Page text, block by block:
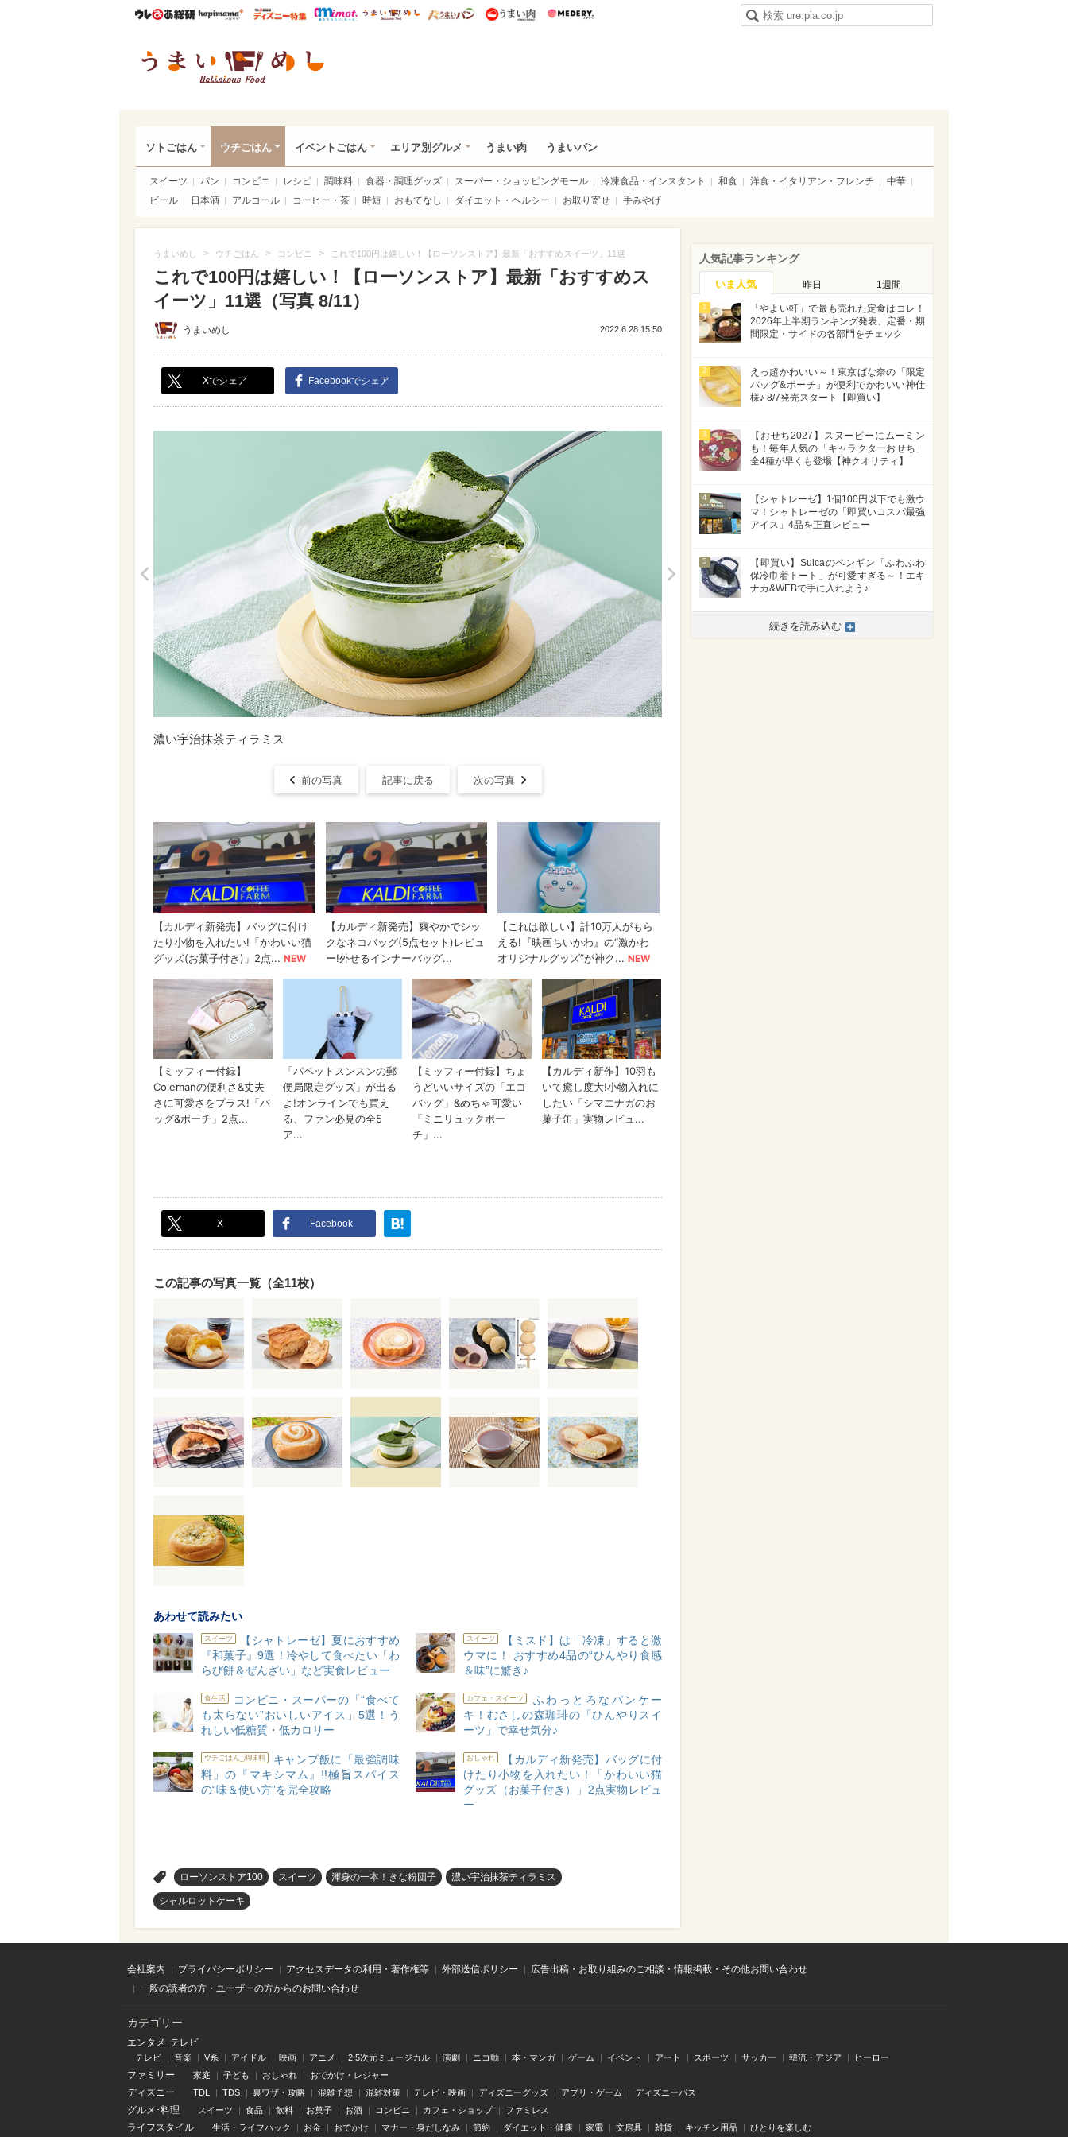
ウレぴあ総研ハピママ* ウレぴあ総研 ディズニー特集
mimot. うまいめし うまいパン うまい肉
ソトごはん ウチごはん イベントごはん エリア別グルメ うまい肉 うまいパン
スイーツ パン コンビニ レシピ 調味料 食器・調理グッズ スーパー・ショッピングモール 冷凍食品・インスタント 和食 洋食・イタリアン・フレンチ
中華
ビール
日本酒 アルコール コーヒー・茶 時短 おもてなし ダイエット・ヘルシー お取り寄せ 手みやげ
うまいめし > ウチごはん > コンビニ > これで100円は嬉しい！【ローソンストア】最新「おすすめスイーツ」11選
これで100円は嬉しい！【ローソンストア】最新「おすすめス
イーツ」11選（写真 8/11）
うまいめし 2022.6.28 15:50
Xでシェア Facebookでシェア
>
濃い宇治抹茶ティラミス
前の写真 記事に戻る 次の写真
X Facebook
この記事の写真一覧（全11枚）
あわせて読みたい
スイーツ
【シャトレーゼ】夏におすすめ
『和菓子』9選！冷やして食べたい「わ
らび餅＆ぜんざい」など実食レビュー
スイーツ
【ミスド】は「冷凍」すると激
ウマに！ おすすめ4品の“ひんやり食感
＆味”に驚き♪
食生活
コンビニ・スーパーの「“食べて
も太らない”おいしいアイス」5選！う
れしい低糖質・低カロリー
カフェ・スイーツ
ふわっとろなパンケー
キ！むさしの森珈琲の「ひんやりスイ
ーツ」で幸せ気分♪
ウチごはん_調味料
キャンプ飯に「最強調味
料」の『マキシマム』!!極旨スパイス
の“味＆使い方”を完全攻略
おしゃれ
【カルディ新発売】バッグに付
けたり小物を入れたい！「かわいい猫
グッズ（お菓子付き）」2点実物レビュ
ー
ローソンストア100 スイーツ 渾身の一本！きな粉団子 濃い宇治抹茶ティラミス
シャルロットケーキ
人気記事ランキング
いま人気 昨日 1週間
1
「やよい軒」で最も売れた定食はコレ！
2026年上半期ランキング発表、定番・期
間限定・サイドの各部門をチェック
2
えっ超かわいい～！東京ばな奈の「限定
バッグ&ポーチ」が便利でかわいい神仕
様♪ 8/7発売スタート【即買い】
3
【おせち2027】スヌーピーにムーミン
も！毎年人気の「キャラクターおせち」
全4種が早くも登場【神クオリティ】
4
【シャトレーゼ】1個100円以下でも激ウ
マ！シャトレーゼの「即買いコスパ最強
アイス」4品を正直レビュー
5
【即買い】Suicaのペンギン「ふわふわ
保冷巾着トート」が可愛すぎる～！エキ
ナカ&WEBで手に入れよう♪
続きを読み込む
会社案内 プライバシーポリシー アクセスデータの利用・著作権等 外部送信ポリシー
広告出稿・お取り組みのご相談・情報掲載・その他お問い合わせ
一般の読者の方・ユーザーの方からのお問い合わせ
カテゴリー
エンタメ･テレビ
テレビ 音楽 V系 アイドル 映画 アニメ 2.5次元ミュージカル 演劇 ニコ動 本・マンガ ゲーム イベント アート スポーツ サッカー 韓流・アジア ヒーロー
ファミリー 家庭 子ども おしゃれ おでかけ・レジャー
ディズニー TDL TDS 裏ワザ・攻略 混雑予想 混雑対策 テレビ・映画 ディズニーグッズ アプリ・ゲーム ディズニーパス
グルメ･料理 スイーツ 食品 飲料 お菓子 お酒 コンビニ カフェ・ショップ ファミレス
ライフスタイル 生活・ライフハック お金 おでかけ マナー・身だしなみ 節約 ダイエット・健康 家電 文房具 雑貨 キッチン用品 ひとりを楽しむ